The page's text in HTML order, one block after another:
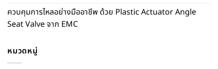
ควบคุมการไหลอย่างมืออาชีพ ด้วย Plastic Actuator Angle
Seat Valve จาก EMC
หมวดหมู่